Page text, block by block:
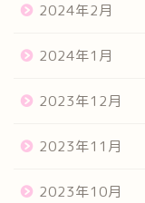
2024年2月
2024年1月
2023年12月
2023年11月
2023年10月